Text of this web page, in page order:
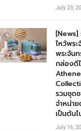
July 23,
[News]
ไหว้พร
พระจัน
กล่องดี
รวมชุด
จำหน่า
เป็นต้นไ
July 16,